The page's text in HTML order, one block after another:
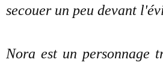
secouer un peu devant
Nora est un personnage